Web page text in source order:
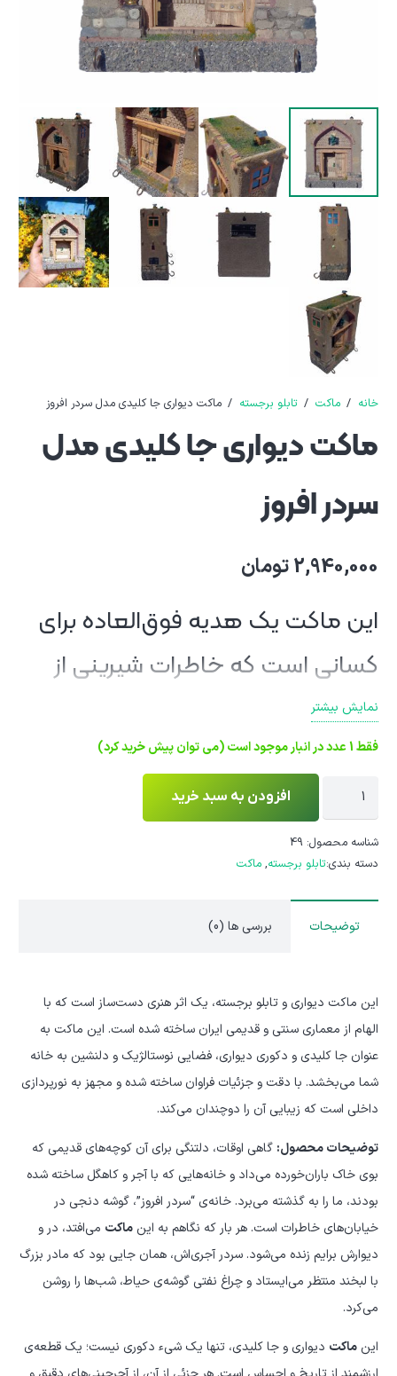
خانه / ماکت / تابلو برجسته / ماکت دیواری جا کلیدی مدل سردر افروز
ماکت دیواری جا کلیدی مدل
سردر افروز
2,940,000تومان
این ماکت یک هدیه فوق‌العاده برای
کسانی است که خاطرات شیرینی از
خانه‌های قدیمی دارند. این ماکت
فقط یک شی نیست؛ بلکه تابلویی
است که روح یک خانه و نوستالژی
دوران کودکی را با خود دارد. از این
تزئینی در دکوراسیون منزل یا محل کار
جاکلیدی دیواری برای نظم بخشیدن
به کلیدهایتان. در هر صورت، نگاه
کردن به این ماکت در انتهای یک روز
خسته‌کننده، می‌تواند لبخندی از
جنس آرامش و خاطره روی لب‌هایتان
بیاورد.
نمایش بیشتر
فقط 1 عدد در انبار موجود است (می توان پیش خرید کرد)
ماکت
دیواری
جا
کلیدی
سردر
افزودن به سبد خرید
شناسه محصول: 49
دسته بندی:تابلو برجسته, ماکت
توضیحات بررسی ها (0)
این ماکت دیواری و تابلو برجسته، یک اثر هنری دست‌ساز است که با
الهام از معماری سنتی و قدیمی ایران ساخته شده است. این ماکت به
عنوان جا کلیدی و دکوری دیواری، فضایی نوستالژیک و دلنشین به خانه
شما می‌بخشد. با دقت و جزئیات فراوان ساخته شده و مجهز به نورپردازی
داخلی است که زیبایی آن را دوچندان می‌کند.
توضیحات محصول: گاهی اوقات، دلتنگی برای آن کوچه‌های قدیمی که
بوی خاک باران‌خورده می‌داد و خانه‌هایی که با آجر و کاهگل ساخته شده
بودند، ما را به گذشته می‌برد. خانه‌ی “سردر افروز”، گوشه دنجی در
خیابان‌های خاطرات است. هر بار که نگاهم به این ماکت می‌افتد، در و
دیوارش برایم زنده می‌شود. سردر آجری‌اش، همان جایی بود که مادر بزرگ
با لبخند منتظر می‌ایستاد و چراغ نفتی گوشه‌ی حیاط، شب‌ها را روشن
می‌کرد.
این ماکت دیواری و جا کلیدی، تنها یک شیء دکوری نیست؛ یک قطعه‌ی